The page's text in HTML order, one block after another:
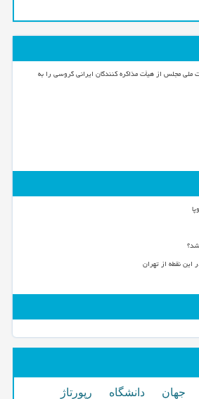
مجلس از هیأت مذاکره کنندگان ایرانی گروسی را به
نقطه از تهران
جهان دانشگاه رپورتاژ